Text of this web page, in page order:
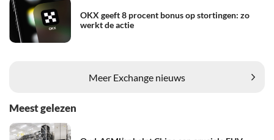
OKX geeft 8 procent bonus op stortingen: zo
werkt de actie
Meer Exchange nieuws
Meest gelezen